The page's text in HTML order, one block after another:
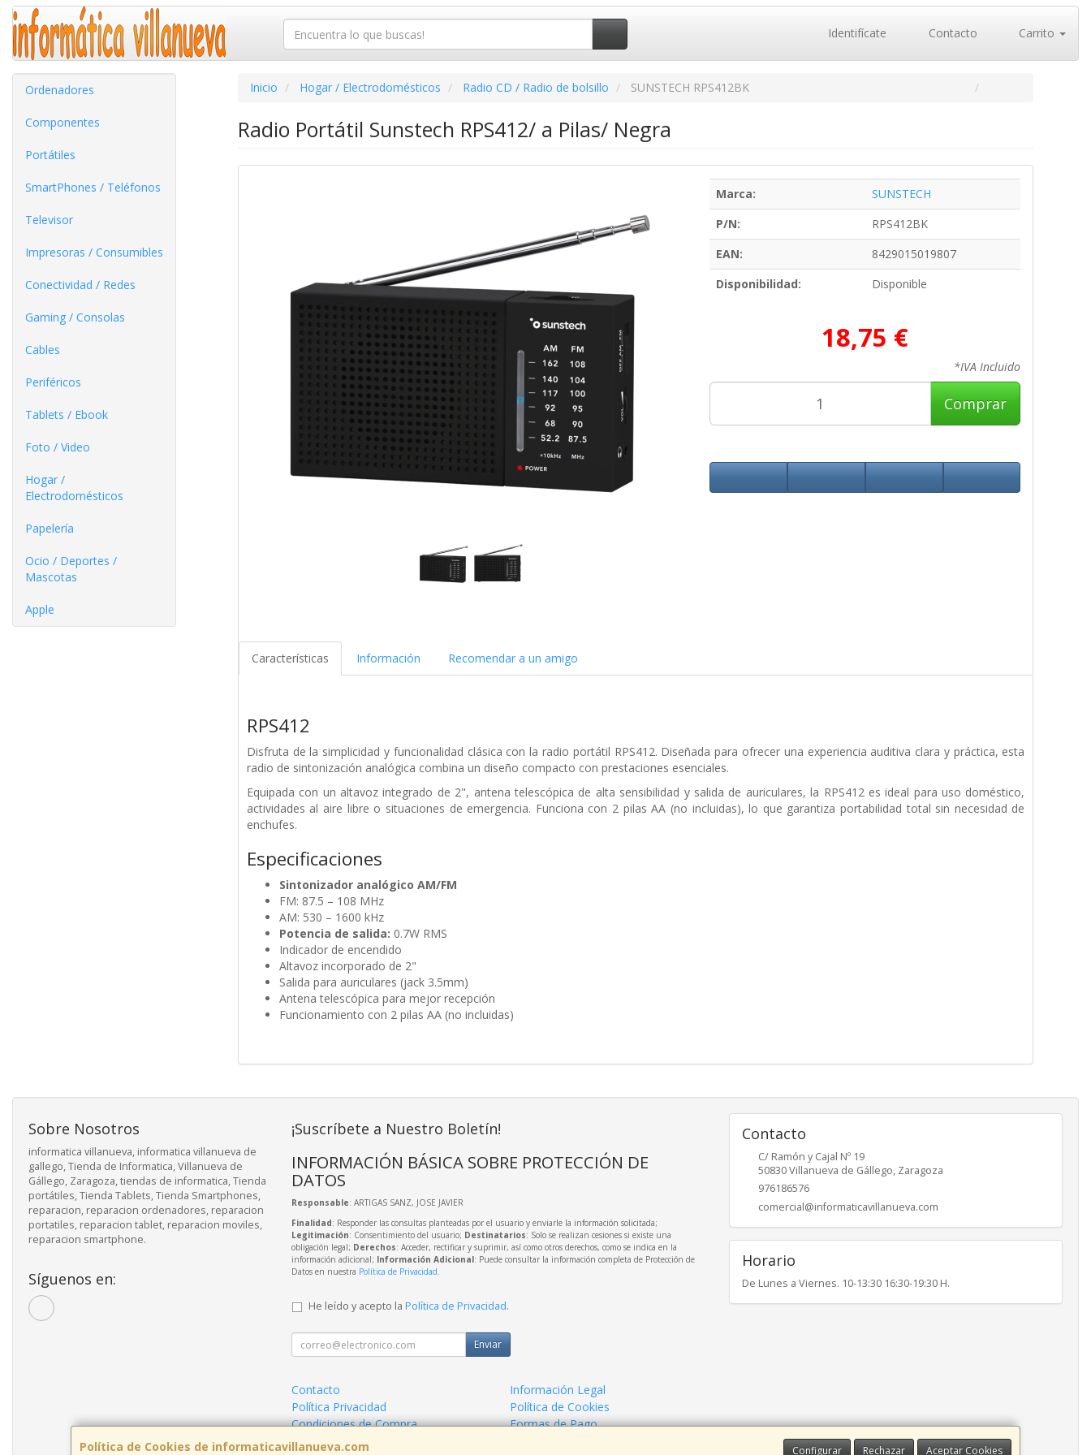
Identifícate Contacto Carrito
Ordenadores
Componentes
Portátiles
SmartPhones / Teléfonos
Televisor
Impresoras / Consumibles
Conectividad / Redes
Gaming / Consolas
Cables
Periféricos
Tablets / Ebook
Foto / Video
Hogar /
Electrodomésticos
Papelería
Ocio / Deportes /
Mascotas
Apple
Inicio Hogar / Electrodomésticos Radio CD / Radio de bolsillo SUNSTECH RPS412BK
Radio Portátil Sunstech RPS412/ a Pilas/ Negra
Marca:
SUNSTECH
P/N:
RPS412BK
EAN:
8429015019807
Disponibilidad:
Disponible
18,75 €
*IVA Incluido
Comprar
Características Información Recomendar a un amigo
RPS412
Disfruta de la simplicidad y funcionalidad clásica con la radio portátil RPS412. Diseñada para ofrecer una experiencia auditiva clara y práctica, esta
radio de sintonización analógica combina un diseño compacto con prestaciones esenciales.
Equipada con un altavoz integrado de 2", antena telescópica de alta sensibilidad y salida de auriculares, la RPS412 es ideal para uso doméstico,
actividades al aire libre o situaciones de emergencia. Funciona con 2 pilas AA (no incluidas), lo que garantiza portabilidad total sin necesidad de
enchufes.
Especificaciones
Sintonizador analógico AM/FM
FM: 87.5 – 108 MHz
AM: 530 – 1600 kHz
Potencia de salida: 0.7W RMS
Indicador de encendido
Altavoz incorporado de 2"
Salida para auriculares (jack 3.5mm)
Antena telescópica para mejor recepción
Funcionamiento con 2 pilas AA (no incluidas)
Política de Cookies de informaticavillanueva.com Configurar Rechazar Aceptar Cookies
Sobre Nosotros
informatica villanueva, informatica villanueva de
gallego, Tienda de Informatica, Villanueva de
Gállego, Zaragoza, tiendas de informatica, Tienda
portátiles, Tienda Tablets, Tienda Smartphones,
reparacion, reparacion ordenadores, reparacion
portatiles, reparacion tablet, reparacion moviles,
reparacion smartphone.
Síguenos en:
¡Suscríbete a Nuestro Boletín!
INFORMACIÓN BÁSICA SOBRE PROTECCIÓN DE
DATOS
Responsable: ARTIGAS SANZ, JOSE JAVIER
Finalidad: Responder las consultas planteadas por el usuario y enviarle la información solicitada;
Legitimación: Consentimiento del usuario; Destinatarios: Solo se realizan cesiones si existe una
obligación legal; Derechos: Acceder, rectificar y suprimir, así como otros derechos, como se indica en la
información adicional; Información Adicional: Puede consultar la información completa de Protección de
Datos en nuestra Política de Privacidad.
He leído y acepto la Política de Privacidad.
Enviar
Contacto
Información Legal
Política Privacidad
Política de Cookies
Condiciones de Compra
Formas de Pago
Contacto
C/ Ramón y Cajal Nº 19
50830Villanueva de Gállego, Zaragoza
976186576
comercial@informaticavillanueva.com
Horario
De Lunes a Viernes. 10-13:30 16:30-19:30 H.